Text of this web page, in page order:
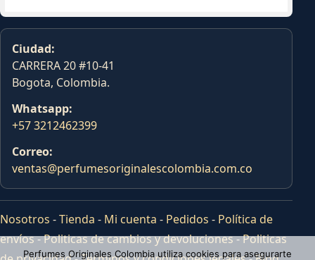
Ciudad:
CARRERA 20 #10-41
Bogota, Colombia.
Whatsapp:
+57 3212462399
Correo:
ventas@perfumesoriginalescolombia.com.co
Nosotros -Tienda - Mi cuenta - Pedidos - Política de
envíos-Politicas de cambios y devoluciones-Politicas
Perfumes Originales Colombia utiliza cookies para asegurarte